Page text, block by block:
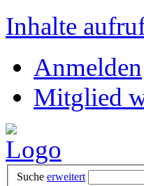
Inhalte
Anmelden
Mitglied
Suche erweitert